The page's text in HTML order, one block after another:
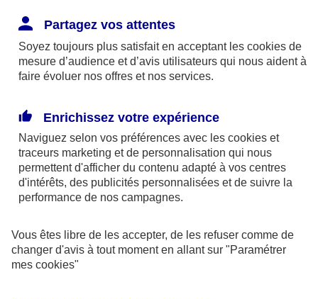
Même si ce n’est jamais agréable de vous
voir partir, nous mettrons tout en œuvre pour
que votre résiliation se passe dans les
régulièrement informé de son déroulement.
Que devez-vous nous envoyer et quand ?
Cela dépend de votre contrat.
?
Vous êtes un particulier
Partagez vos attentes
Soyez toujours plus satisfait en acceptant les cookies de
mesure d’audience et d’avis utilisateurs qui nous aident à
faire évoluer nos offres et nos services.
Enrichissez votre expérience
Naviguez selon vos préférences avec les cookies et
traceurs marketing et de personnalisation qui nous
permettent d'afficher du contenu adapté à vos centres
d'intérêts, des publicités personnalisées et de suivre la
performance de nos campagnes.
Vous êtes libre de les accepter, de les refuser comme de
changer d'avis à tout moment en allant sur "Paramétrer
mes cookies"